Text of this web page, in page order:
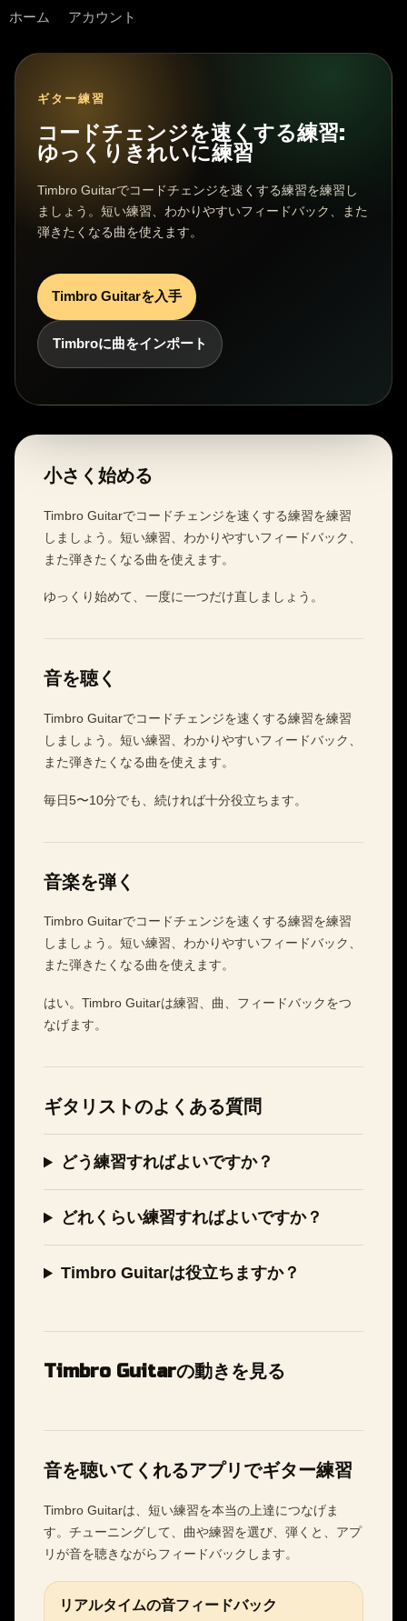
ホーム アカウント
ギター練習
コードチェンジを速くする練習:
ゆっくりきれいに練習
Timbro Guitarでコードチェンジを速くする練習を練習し
ましょう。短い練習、わかりやすいフィードバック、また
弾きたくなる曲を使えます。
Timbro Guitarを入手
Timbroに曲をインポート
小さく始める
Timbro Guitarでコードチェンジを速くする練習を練習
しましょう。短い練習、わかりやすいフィードバック、
また弾きたくなる曲を使えます。
ゆっくり始めて、一度に一つだけ直しましょう。
音を聴く
Timbro Guitarでコードチェンジを速くする練習を練習
しましょう。短い練習、わかりやすいフィードバック、
また弾きたくなる曲を使えます。
毎日5〜10分でも、続ければ十分役立ちます。
音楽を弾く
Timbro Guitarでコードチェンジを速くする練習を練習
しましょう。短い練習、わかりやすいフィードバック、
また弾きたくなる曲を使えます。
はい。Timbro Guitarは練習、曲、フィードバックをつ
なげます。
ギタリストのよくある質問
どう練習すればよいですか？
どれくらい練習すればよいですか？
Timbro Guitarは役立ちますか？
Timbro Guitarの動きを見る
音を聴いてくれるアプリでギター練習
Timbro Guitarは、短い練習を本当の上達につなげま
す。チューニングして、曲や練習を選び、弾くと、アプ
リが音を聴きながらフィードバックします。
リアルタイムの音フィードバック